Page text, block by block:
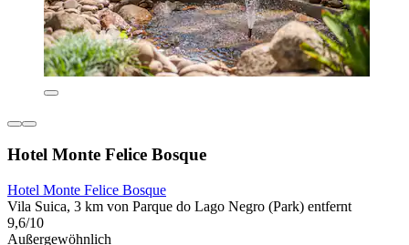
Hotel Monte Felice Bosque
Hotel Monte Felice Bosque
Vila Suica, 3 km von Parque do Lago Negro (Park) entfernt
9,6/10
Außergewöhnlich